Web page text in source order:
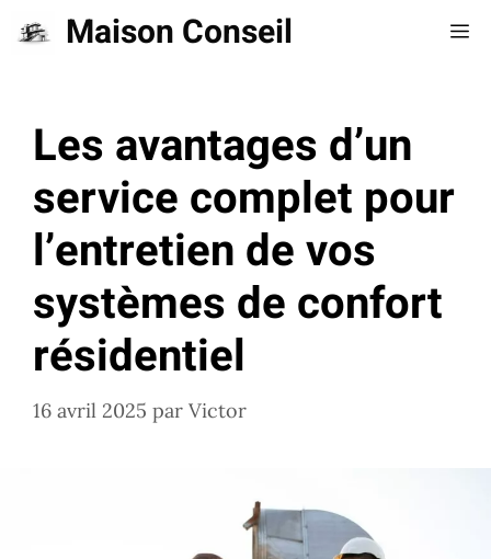
Aller
Maison Conseil
Les avantages d’un
service complet pour
l’entretien de vos
systèmes de confort
résidentiel
16 avril 2025 par Victor